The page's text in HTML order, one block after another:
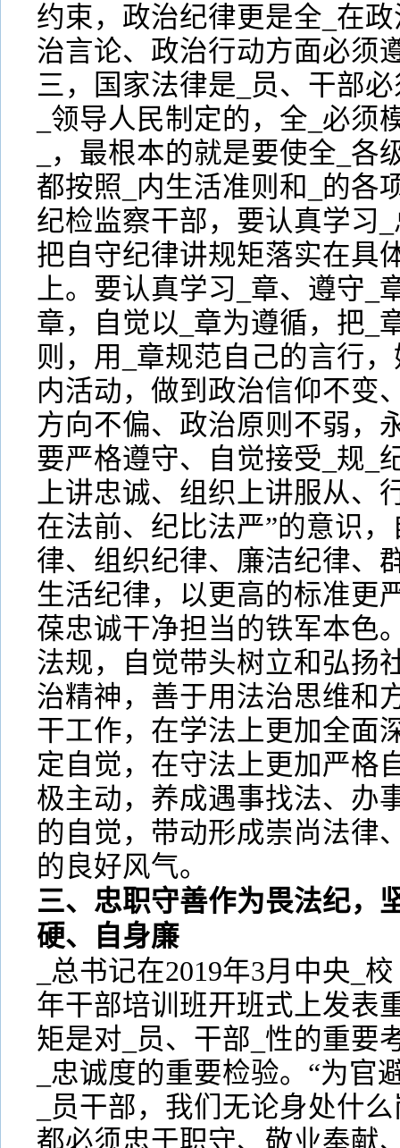
约束，政治纪律更是全_在
治言论、政治行动方面必须
三，国家法律是_员、干部
_领导人民制定的，全_必
_，最根本的就是要使全_
都按照_内生活准则和_的各
纪检监察干部，要认真学习
把自守纪律讲规矩落实在具
上。要认真学习_章、遵守_
章，自觉以_章为遵循，把_
则，用_章规范自己的言行
内活动，做到政治信仰不变
方向不偏、政治原则不弱，
要严格遵守、自觉接受_规_
上讲忠诚、组织上讲服从、
在法前、纪比法严”的意识
律、组织纪律、廉洁纪律、
生活纪律，以更高的标准更
葆忠诚干净担当的铁军本色
法规，自觉带头树立和弘扬
治精神，善于用法治思维和
干工作，在学法上更加全面
定自觉，在守法上更加严格
极主动，养成遇事找法、办
的自觉，带动形成崇尚法律
的良好风气。
三、忠职守善作为畏法纪，
硬、自身廉
_总书记在2019年3月中央_
年干部培训班开班式上发表
矩是对_员、干部_性的重要
_忠诚度的重要检验。“为官
_员干部，我们无论身处什
都必须忠于职守、敬业奉献